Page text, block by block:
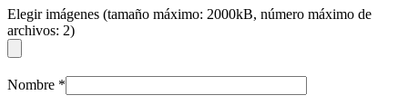
Elegir imágenes (tamaño máximo: 2000kB, número máximo de
archivos: 2)
Nombre *